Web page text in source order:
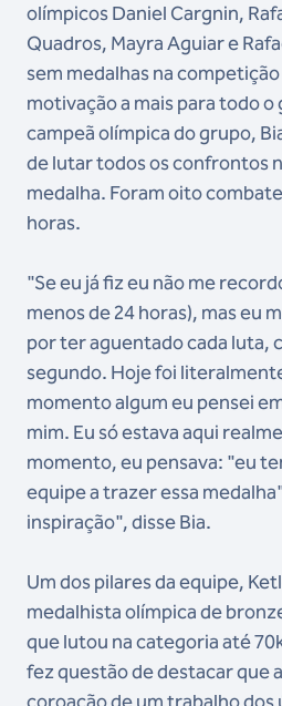
olímpicos Daniel Cargnin,
Quadros, Mayra Aguiar e
sem medalhas na
motivação a mais para todo o
campeã olímpica do grupo,
de lutar todos os confrontos
medalha. Foram oito
horas.
"Se eu já fiz eu não me
menos de 24 horas), mas eu
por ter aguentado cada luta,
segundo. Hoje foi
momento algum eu pensei
mim. Eu só estava aqui
momento, eu pensava: "eu
equipe a trazer essa
inspiração", disse Bia.
Um dos pilares da equipe,
medalhista olímpica de
que lutou na categoria até
fez questão de destacar que